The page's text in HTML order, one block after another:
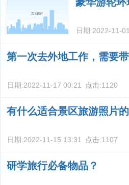
日期:2022-11-
第一次去外地工作，需要
日期:2022-11-17 00:21 点击:1120
有什么适合景区旅游照片
日期:2022-11-15 13:31 点击:1107
研学旅行必备物品？